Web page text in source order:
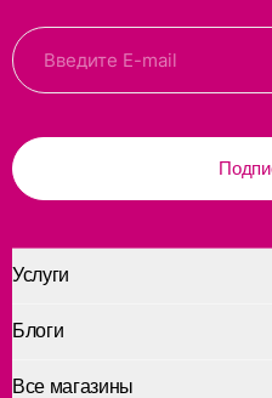
Услуги
Блоги
Все магазины